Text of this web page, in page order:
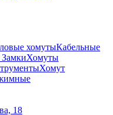
хомутыКабельные
Хомуты
Хомут
18